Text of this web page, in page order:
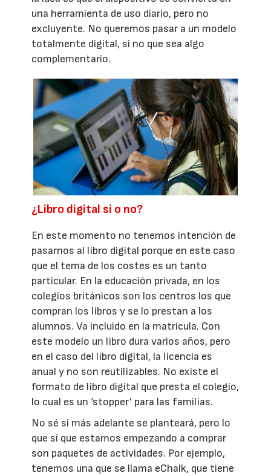
una herramienta de uso diario, pero no
excluyente. No queremos pasar a un modelo
totalmente digital, si no que sea algo
complementario.
¿Libro digital sí o no?
En este momento no tenemos intención de
pasarnos al libro digital porque en este caso
que el tema de los costes es un tanto
particular. En la educación privada, en los
colegios británicos son los centros los que
compran los libros y se lo prestan a los
alumnos. Va incluido en la matrícula. Con
este modelo un libro dura varios años, pero
en el caso del libro digital, la licencia es
anual y no son reutilizables. No existe el
formato de libro digital que presta el colegio,
lo cual es un ‘stopper’ para las familias.
No sé si más adelante se planteará, pero lo
que sí que estamos empezando a comprar
son paquetes de actividades. Por ejemplo,
tenemos una que se llama eChalk, que tiene